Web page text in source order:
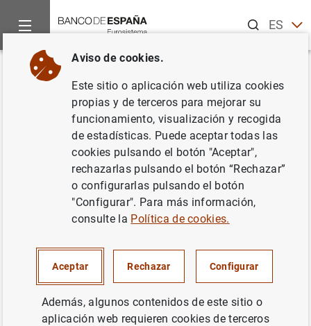
ESEN
Inicio Noticias y eventos
Volver
Publicación del manual sobre la
definición y la estructura actual
de las estadísticas monetarias y
bancarias en los países
candidatos a la adhesión:
manual metodológico
Aviso de cookies.
Este sitio o aplicación web utiliza cookies
propias y de terceros para mejorar su
funcionamiento, visualización y recogida
de estadísticas. Puede aceptar todas las
cookies pulsando el botón "Aceptar",
rechazarlas pulsando el botón “Rechazar”
o configurarlas pulsando el botón
"Configurar". Para más información,
consulte la Política de cookies.
Aceptar Rechazar Configurar
Además, algunos contenidos de este sitio o
aplicación web requieren cookies de terceros